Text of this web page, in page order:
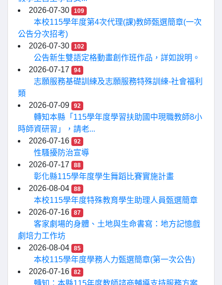
2026-07-30
109
本校115學年度第4次代理(課)教師甄選簡章(一次
公告分次招考)
2026-07-30
102
公告新生雙語定格動畫創作班作品，詳如說明。
2026-07-17
94
志願服務基礎訓練及志願服務特殊訓練-社會福利
類
2026-07-09
92
轉知本縣「115學年度學習扶助國中現職教師8小
時師資研習」，請老...
2026-07-16
92
性騷擾防治宣導
2026-07-17
88
彰化縣115學年度學生舞蹈比賽實施計畫
2026-08-04
88
本校115學年度特殊教育學生助理人員甄選簡章
2026-07-16
87
客家劇場的身體、土地與生命書寫：地方記憶戲
劇培力工作坊
2026-08-04
85
本校115學年度學務人力甄選簡章(第一次公告)
2026-07-16
82
轉知：本縣115年度教師諮商輔導支持服務方案